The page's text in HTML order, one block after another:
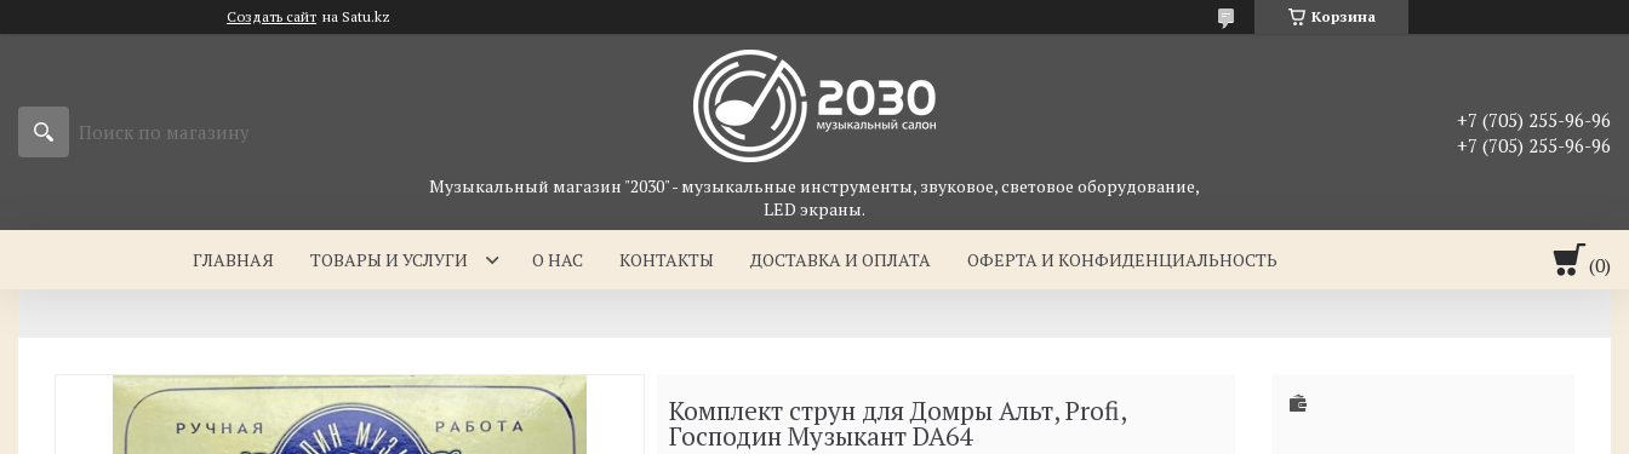
Создать сайт на Satu.kz Корзина
Музыкальный магазин "2030" - музыкальные инструменты, звуковое, световое оборудование,
LED экраны.
+7 (705) 255-96-96
+7 (705) 255-96-96
ГЛАВНАЯ ТОВАРЫ И УСЛУГИ О НАС КОНТАКТЫ ДОСТАВКА И ОПЛАТА ОФЕРТА И КОНФИДЕНЦИАЛЬНОСТЬ
Комплект струн для Домры Альт, Profi,
Господин Музыкант DA64